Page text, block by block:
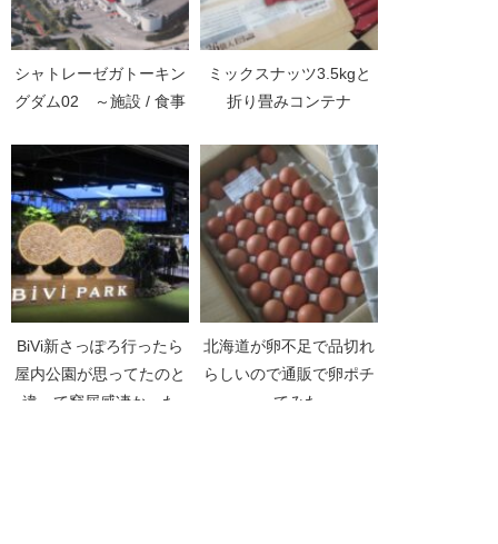
シャトレーゼガトーキン
グダム02 ～施設 / 食事
ミックスナッツ3.5kgと
折り畳みコンテナ
BiVi新さっぽろ行ったら
屋内公園が思ってたのと
違って窮屈感凄かった
北海道が卵不足で品切れ
らしいので通販で卵ポチ
ってみた